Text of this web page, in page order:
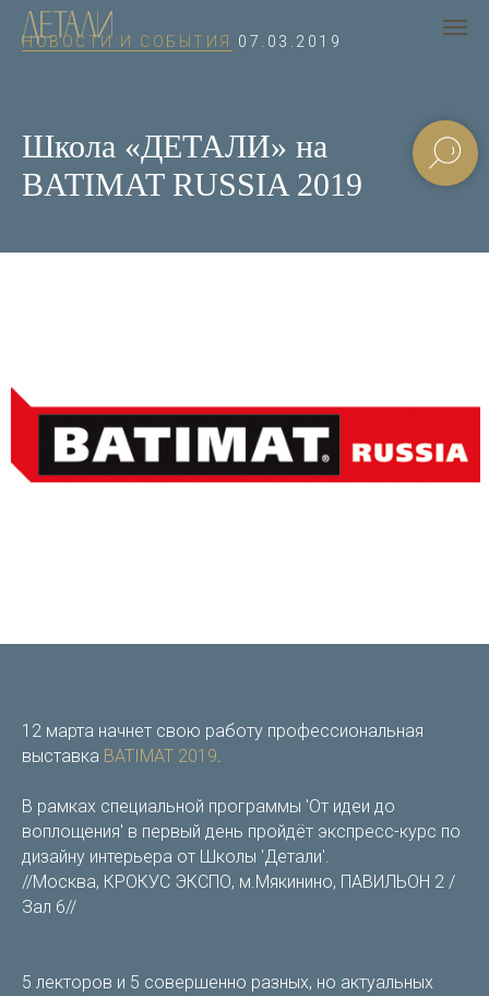
НОВОСТИ И СОБЫТИЯ 07.03.2019
Школа «ДЕТАЛИ» на
BATIMAT RUSSIA 2019
12 марта начнет свою работу профессиональная
выставка BATIMAT 2019.
В рамках специальной программы 'От идеи до
воплощения' в первый день пройдёт экспресс-курс по
дизайну интерьера от Школы 'Детали'.
//Москва, КРОКУС ЭКСПО, м.Мякинино, ПАВИЛЬОН 2 /
Зал 6//
5 лекторов и 5 совершенно разных, но актуальных